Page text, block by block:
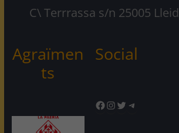
C\ Terrrassa s/n 25005
Agraïmen
ts
Social
Facebook
Instagram
TwitterTelegram